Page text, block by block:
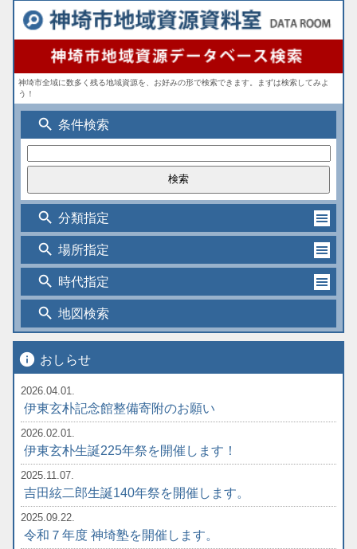
神埼市全域に数多く残る地域資源を、お好みの形で検索できます。まずは検索してみよ
う！
search 条件検索
search 分類指定
search 場所指定
search 時代指定
search 地図検索
info おしらせ
2026.04.01.
伊東玄朴記念館整備寄附のお願い
2026.02.01.
伊東玄朴生誕225年祭を開催します！
2025.11.07.
吉田絃二郎生誕140年祭を開催します。
2025.09.22.
令和７年度 神埼塾を開催します。